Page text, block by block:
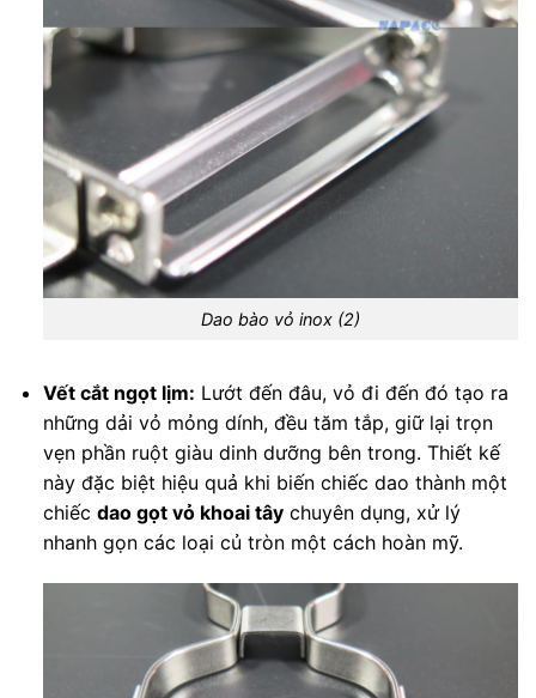
Dao bào vỏ inox (2)
Vết cắt ngọt lịm: Lướt đến đâu, vỏ đi đến đó tạo ra
những dải vỏ mỏng dính, đều tăm tắp, giữ lại trọn
vẹn phần ruột giàu dinh dưỡng bên trong. Thiết kế
này đặc biệt hiệu quả khi biến chiếc dao thành một
chiếc dao gọt vỏ khoai tâychuyên dụng, xử lý
nhanh gọn các loại củ tròn một cách hoàn mỹ.